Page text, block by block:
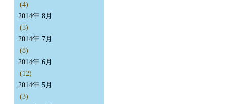
(4)
2014年 8月
(5)
2014年 7月
(8)
2014年 6月
(12)
2014年 5月
(3)